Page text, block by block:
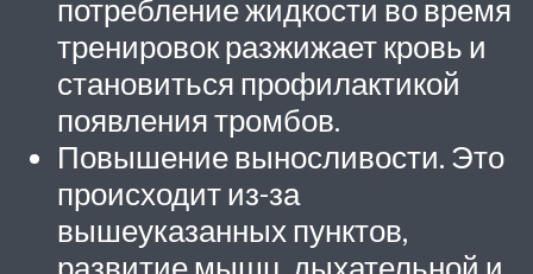
потребление жидкости во время
тренировок разжижает кровь и
становиться профилактикой
появления тромбов.
Повышение выносливости. Это
происходит из-за
вышеуказанных пунктов,